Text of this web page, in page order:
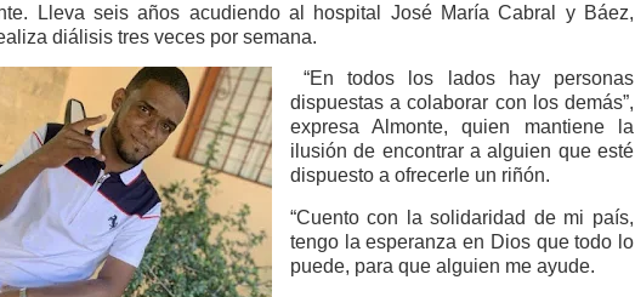
Lleva seis años acudiendo al hospital José María Cabral y Báez,
diálisis tres veces por semana.
“En todos los lados hay personas
dispuestas a colaborar con los demás”,
expresa Almonte, quien mantiene la
ilusión de encontrar a alguien que esté
dispuesto a ofrecerle un riñón.
“Cuento con la solidaridad de mi país,
tengo la esperanza en Dios que todo lo
puede, para que alguien me ayude.